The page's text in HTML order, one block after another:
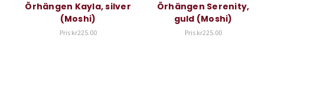
Örhängen Kayla, silver
(Moshi)
Pris kr225.00
Örhängen Serenity,
guld (Moshi)
Pris kr225.00